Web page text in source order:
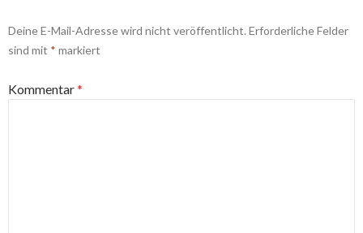
Deine E-Mail-Adresse wird nicht veröffentlicht. Erforderliche Felder
sind mit * markiert
Kommentar*